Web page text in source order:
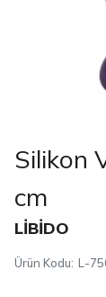
Silikon
cm
LİBİDO
Ürün Kodu: L-